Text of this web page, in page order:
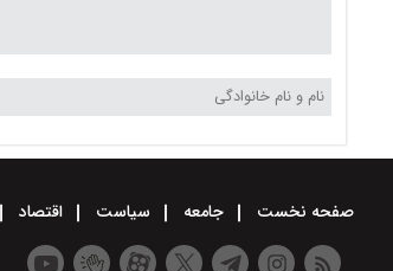
صفحه نخست جامعه سیاست اقتصاد